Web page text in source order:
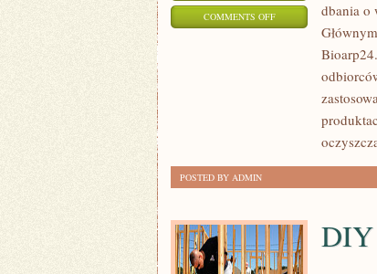
COMMENTS OFFON
KOSMETYKI
dbania o
POSTED BY ADMIN
DIY